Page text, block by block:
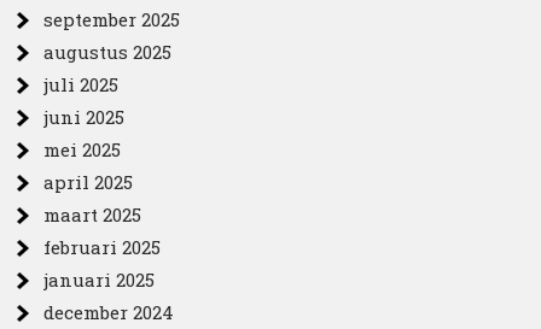
september 2025
augustus 2025
juli 2025
juni 2025
mei 2025
april 2025
maart 2025
februari 2025
januari 2025
december 2024